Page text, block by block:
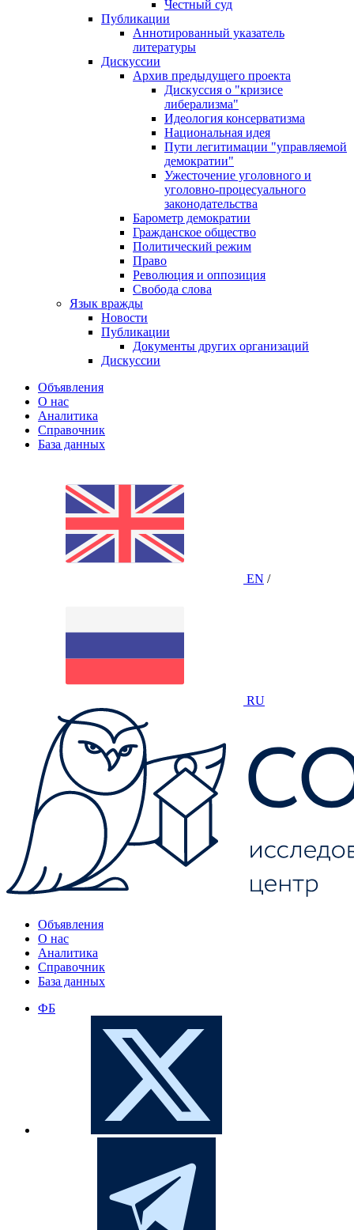
Честный суд
Публикации
Аннотированный указатель
литературы
Дискуссии
Архив предыдущего проекта
Дискуссия о "кризисе
либерализма"
Идеология консерватизма
Национальная идея
Пути легитимации "управляемой
демократии"
Ужесточение уголовного и
уголовно-процесуального
законодательства
Барометр демократии
Гражданское общество
Политический режим
Право
Революция и оппозиция
Свобода слова
Язык вражды
Новости
Публикации
Документы других организаций
Дискуссии
Объявления
О нас
Аналитика
Справочник
База данных
EN /
RU
Объявления
О нас
Аналитика
Справочник
База данных
ФБ